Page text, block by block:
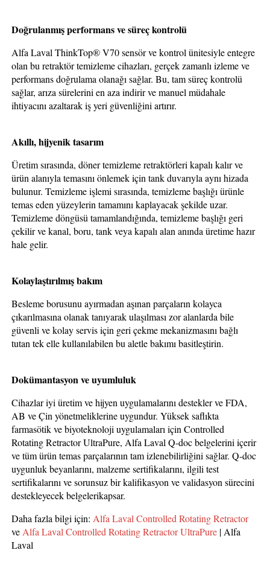
Doğrulanmış performans ve süreç kontrolü
Alfa Laval ThinkTop® V70 sensör ve kontrol ünitesiyle entegre
olan bu retraktör temizleme cihazları, gerçek zamanlı izleme ve
performans doğrulama olanağı sağlar. Bu, tam süreç kontrolü
sağlar, arıza sürelerini en aza indirir ve manuel müdahale
ihtiyacını azaltarak iş yeri güvenliğini artırır.
Akıllı, hijyenik tasarım
Üretim sırasında, döner temizleme retraktörleri kapalı kalır ve
ürün alanıyla temasını önlemek için tank duvarıyla aynı hizada
bulunur. Temizleme işlemi sırasında, temizleme başlığı ürünle
temas eden yüzeylerin tamamını kaplayacak şekilde uzar.
Temizleme döngüsü tamamlandığında, temizleme başlığı geri
çekilir ve kanal, boru, tank veya kapalı alan anında üretime hazır
hale gelir.
Kolaylaştırılmış bakım
Besleme borusunu ayırmadan aşınan parçaların kolayca
çıkarılmasına olanak tanıyarak ulaşılması zor alanlarda bile
güvenli ve kolay servis için geri çekme mekanizmasını bağlı
tutan tek elle kullanılabilen bu aletle bakımı basitleştirin.
Dokümantasyon ve uyumluluk
Cihazlar iyi üretim ve hijyen uygulamalarını destekler ve FDA,
AB ve Çin yönetmeliklerine uygundur. Yüksek saflıkta
farmasötik ve biyoteknoloji uygulamaları için Controlled
Rotating Retractor UltraPure, Alfa Laval Q-doc belgelerini içerir
ve tüm ürün temas parçalarının tam izlenebilirliğini sağlar. Q-doc
uygunluk beyanlarını, malzeme sertifikalarını, ilgili test
sertifikalarını ve sorunsuz bir kalifikasyon ve validasyon sürecini
destekleyecek belgelerikapsar.
Daha fazla bilgi için: Alfa Laval Controlled Rotating Retractor
ve Alfa Laval Controlled Rotating Retractor UltraPure | Alfa
Laval